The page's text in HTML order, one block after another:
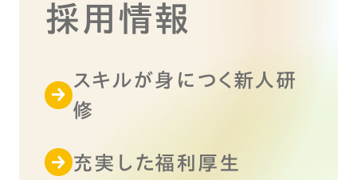
採用情報
スキルが身につく新人研
修
充実した福利厚生